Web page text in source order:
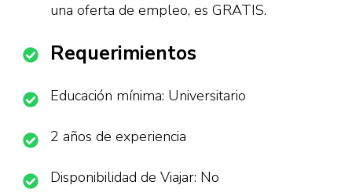
una oferta de empleo, es GRATIS.
Requerimientos
Educación mínima: Universitario
2 años de experiencia
Disponibilidad de Viajar: No